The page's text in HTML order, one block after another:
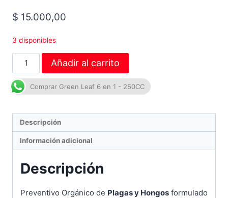
$ 15.000,00
3 disponibles
Añadir al carrito
Comprar Green Leaf 6 en 1 - 250CC
Descripción
Información adicional
Descripción
Preventivo Orgánico de Plagas y Hongos formulado